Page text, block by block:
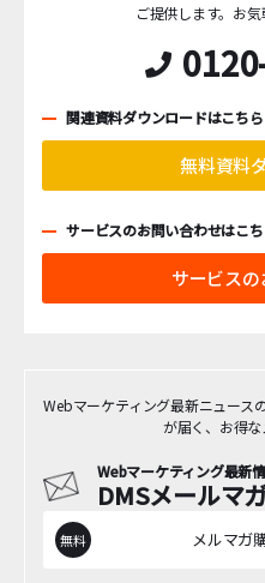
ご提供します。 お気
関連資料ダウンロードはこちら
無料資料
サービスのお問い合わせはこ
サービス
Webマーケティング最新ニュース
が届く、お得な
Webマーケティング最新
DMSメールマ
メルマガ